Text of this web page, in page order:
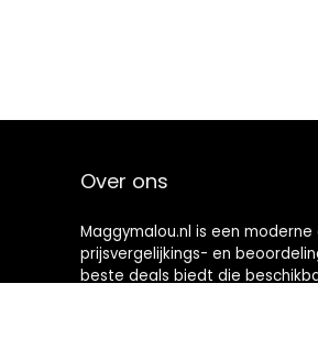
Over ons
Maggymalou.nl is een
prijsvergelijkings- en
beste deals biedt die